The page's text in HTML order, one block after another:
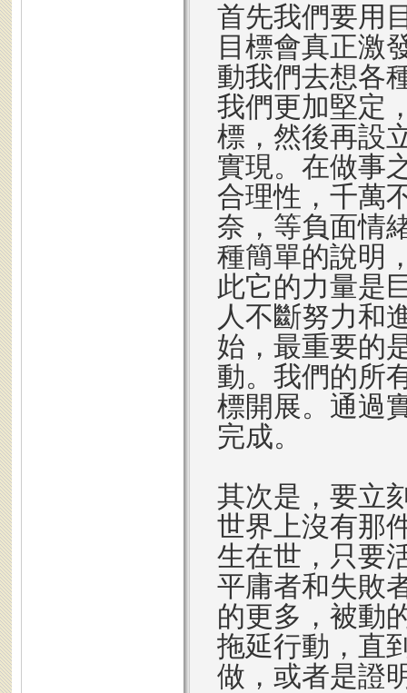
首先我們要用
目標會真正激
動我們去想各
我們更加堅定
標，然後再設
實現。在做事
合理性，千萬
奈，等負面情
種簡單的說明
此它的力量是
人不斷努力和
始，最重要的
動。我們的所
標開展。通過
完成。
其次是，要立
世界上沒有那
生在世，只要
平庸者和失敗
的更多，被動
拖延行動，直
做，或者是證